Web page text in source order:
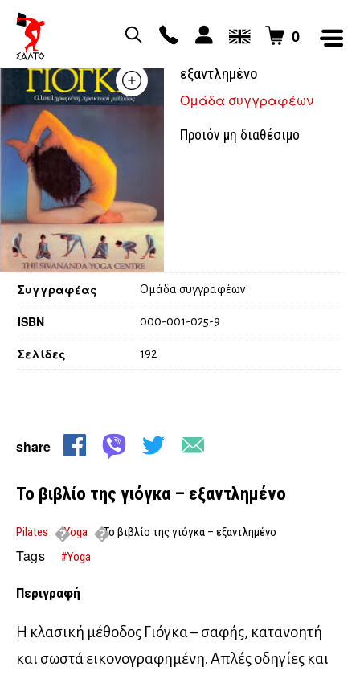
0
εξαντλημένο
Ομάδα συγγραφέων
Προιόν μη διαθέσιμο
Συγγραφέας Ομάδα συγγραφέων
ISBN 000-001-025-9
Σελίδες 192
share
Το βιβλίο της γιόγκα – εξαντλημένο
Pilates Yoga Το βιβλίο της γιόγκα – εξαντλημένο
Tags #Yoga
Περιγραφή
Η κλασική μέθοδος Γιόγκα – σαφής, κατανοητή
και σωστά εικονογραφημένη. Απλές οδηγίες και